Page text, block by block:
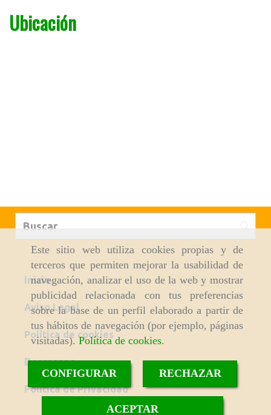
Este sitio web utiliza cookies propias y de
terceros que permiten mejorar la usabilidad de
navegación, analizar el uso de la web y mostrar
publicidad relacionada con tus preferencias
sobre la base de un perfil elaborado a partir de
tus hábitos de navegación (por ejemplo, páginas
visitadas).Política de cookies.
CONFIGURAR RECHAZAR
ACEPTAR
Ubicación
Inicio
Aviso Legal
Política de cookies
Descargas
Política de Privacidad